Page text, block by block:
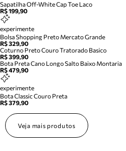
Sapatilha Off-White Cap Toe Laco
R$ 199,90
experimente
Bolsa Shopping Preto Mercato Grande
R$ 329,90
Coturno Preto Couro Tratorado Basico
R$ 399,90
Bota Preta Cano Longo Salto Baixo Montaria
R$ 479,90
experimente
Bota Classic Couro Preta
R$ 379,90
Veja mais produtos